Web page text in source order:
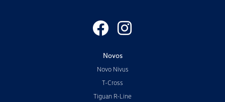
Novos
Novo Nivus
T-Cross
Tiguan R-Line